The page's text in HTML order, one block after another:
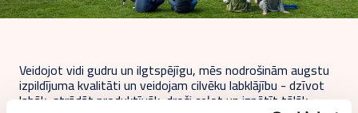
Veidojot vidi gudru un ilgtspējīgu, mēs nodrošinām augstu
izpildījuma kvalitāti un veidojam cilvēku labklājību - dzīvot
labāk, strādāt produktīvāk, droši ceļot un izpētīt tālāk.